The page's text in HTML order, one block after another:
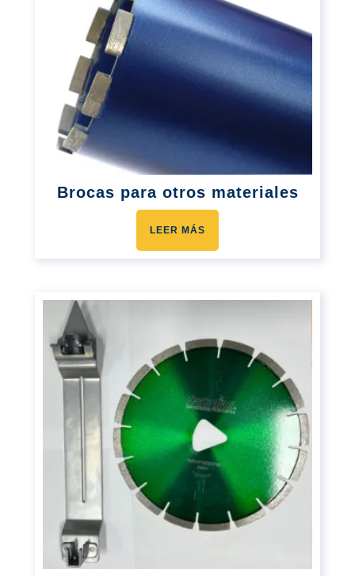
Brocas para otros materiales
LEER MÁS